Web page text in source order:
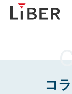
コ